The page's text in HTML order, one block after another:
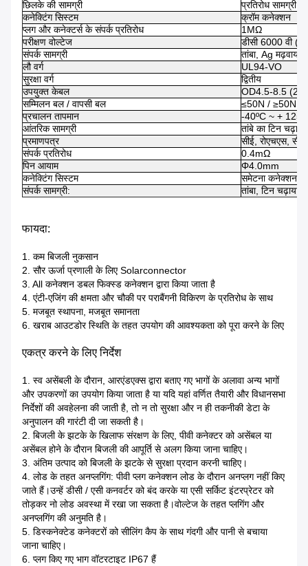
छिलके की सामग्री
प्रतिरोध सामग्री,
कनेक्टिंग सिस्टम
क्रॉम कनेक्शन
प्लग और कनेक्टर्स के संपर्क प्रतिरोध
1MΩ
परीक्षण वोल्टेज
डीसी 6000 वी
संपर्क सामग्री
तांबा, Ag मढ़वाया
लौ वर्ग
UL94-VO
सुरक्षा वर्ग
द्वितीय
उपयुक्त केबल
OD4.5-8.5
सम्मिलन बल / वापसी बल
≤50N / ≥50N
प्रचालन तापमान
-40ºC ~ +
आंतरिक सामग्री
तांबे का टिन चढ़ाना
प्रमाणपत्र
सीई, रोएचएस,
संपर्क प्रतिरोध
0.4mΩ
पिन आयाम
Φ4.0mm
कनेक्टिंग सिस्टम
समेटना कनेक्शन
संपर्क सामग्री:
तांबा, टिन चढ़ाया
फायदा:
1. कम बिजली नुकसान
2. सौर ऊर्जा प्रणाली के लिए Solarconnector
3. All कनेक्शन डबल फिक्स्ड कनेक्शन द्वारा किया जाता है
4. एंटी-एजिंग की क्षमता और चौकी पर पराबैंगनी विकिरण के प्रतिरोध के साथ
5. मजबूत स्थापना, मजबूत समानता
6. खराब आउटडोर स्थिति के तहत उपयोग की आवश्यकता को पूरा करने के लिए
एकत्र करने के लिए निर्देश
1. स्व असेंबली के दौरान, आरएंडएक्स द्वारा बताए गए भागों के अलावा अन्य भागों
और उपकरणों का उपयोग किया जाता है या यदि यहां वर्णित तैयारी और विधानसभा
निर्देशों की अवहेलना की जाती है, तो न तो सुरक्षा और न ही तकनीकी डेटा के
अनुपालन की गारंटी दी जा सकती है।
2. बिजली के झटके के खिलाफ संरक्षण के लिए, पीवी कनेक्टर को असेंबल या
असेंबल होने के दौरान बिजली की आपूर्ति से अलग किया जाना चाहिए।
3. अंतिम उत्पाद को बिजली के झटके से सुरक्षा प्रदान करनी चाहिए।
4. लोड के तहत अनप्लगिंग: पीवी प्लग कनेक्शन लोड के दौरान अनप्लग नहीं किए
जाते हैं।उन्हें डीसी / एसी कनवर्टर को बंद करके या एसी सर्किट इंटरप्रेटर को
तोड़कर नो लोड अवस्था में रखा जा सकता है।वोल्टेज के तहत प्लगिंग और
अनप्लगिंग की अनुमति है।
5. डिस्कनेक्टेड कनेक्टरों को सीलिंग कैप के साथ गंदगी और पानी से बचाया
जाना चाहिए।
6. प्लग किए गए भाग वॉटरटाइट IP67 हैं